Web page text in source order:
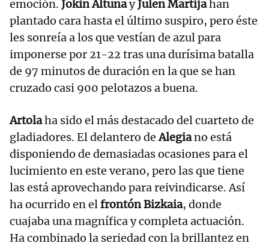
emoción. Jokin AltunayJulen Martijahan
plantado cara hasta el último suspiro, pero éste
les sonreía a los que vestían de azul para
imponerse por 21-22 tras una durísima batalla
de 97 minutos de duración en la que se han
cruzado casi 900 pelotazos a buena.
Artolaha sido el más destacado del cuarteto de
gladiadores. El delantero deAlegiano está
disponiendo de demasiadas ocasiones para el
lucimiento en este verano, pero las que tiene
las está aprovechando para reivindicarse. Así
ha ocurrido en elfrontón Bizkaia, donde
cuajaba una magnífica y completa actuación.
Ha combinado la seriedad con la brillantez en